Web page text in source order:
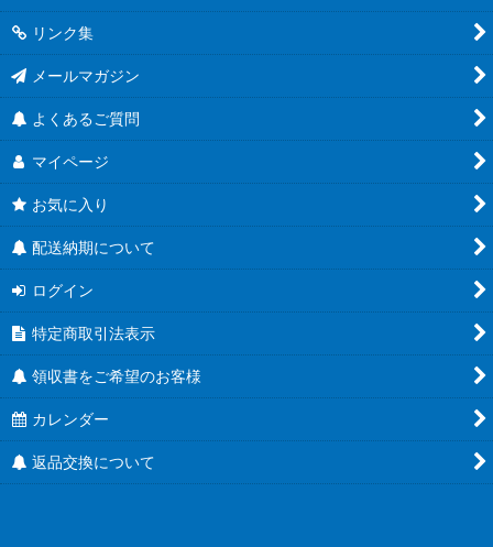
リンク集
メールマガジン
よくあるご質問
マイページ
お気に入り
配送納期について
ログイン
特定商取引法表示
領収書をご希望のお客様
カレンダー
返品交換について